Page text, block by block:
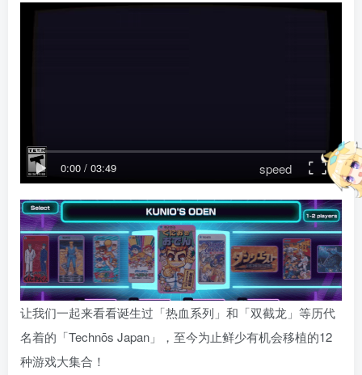
0:00 / 03:49 speed
让我们一起来看看诞生过「热血系列」和「双截龙」等历代
名着的「Technōs Japan」，至今为止鲜少有机会移植的12
种游戏大集合！